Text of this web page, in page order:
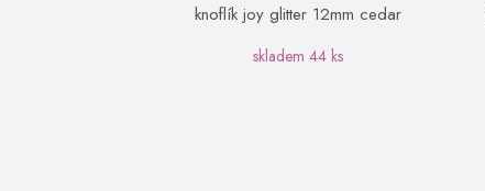
knoflík joy glitter 12mm cedar
skladem 44 ks